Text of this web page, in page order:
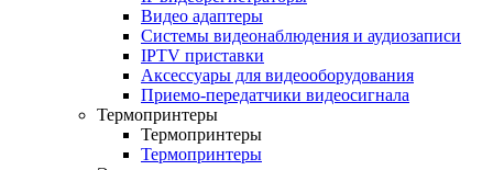
Видео адаптеры
Системы видеонаблюдения и аудиозаписи
IPTV приставки
Аксессуары для видеооборудования
Приемо-передатчики видеосигнала
Термопринтеры
Термопринтеры
Термопринтеры